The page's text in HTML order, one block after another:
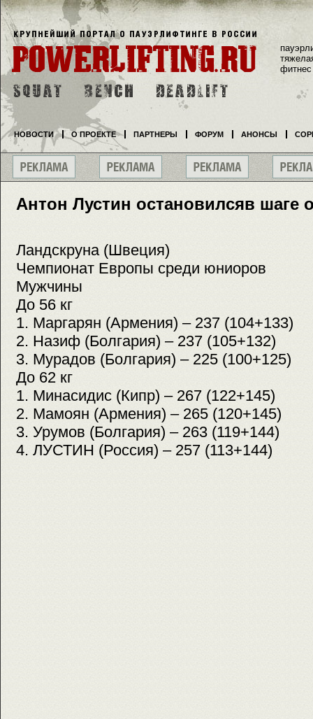
Антон Лустин остановилсяв шаге
Ландскруна (Швеция)
Чемпионат Европы среди юниоров
Мужчины
До 56 кг
1. Маргарян (Армения) – 237 (104+133)
2. Назиф (Болгария) – 237 (105+132)
3. Мурадов (Болгария) – 225 (100+125)
До 62 кг
1. Минасидис (Кипр) – 267 (122+145)
2. Мамоян (Армения) – 265 (120+145)
3. Урумов (Болгария) – 263 (119+144)
4. ЛУСТИН (Россия) – 257 (113+144)
фитнес
НОВОСТИ О ПРОЕКТЕ ПАРТНЕРЫ ФОРУМ АНОНСЫ